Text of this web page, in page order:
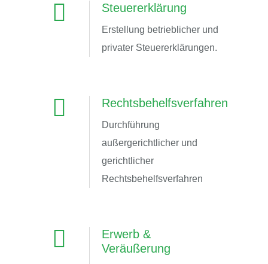
Steuererklärung
Erstellung betrieblicher und
privater Steuererklärungen.
Rechtsbehelfsverfahren
Durchführung
außergerichtlicher und
gerichtlicher
Rechtsbehelfsverfahren
Erwerb &
Veräußerung